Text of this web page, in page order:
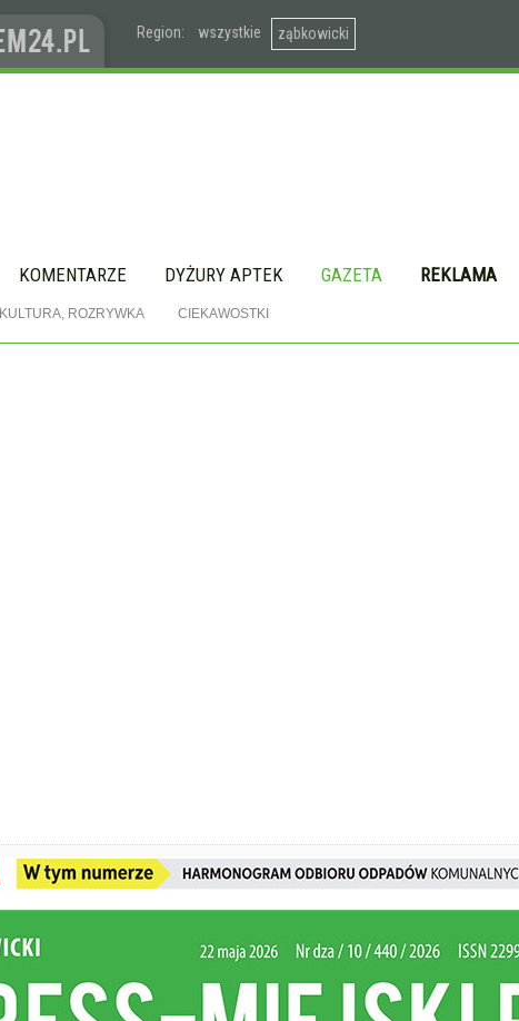
Region: wszystkie ząbkowicki
KOMENTARZE DYŻURY APTEK GAZETA REKLAMA
KULTURA, ROZRYWKA CIEKAWOSTKI